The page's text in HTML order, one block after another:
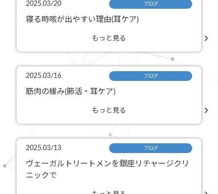
2025.03/20 ブログ
寝る時咳が出やすい理由(耳ケア)
もっと見る
2025.03/16 ブログ
筋肉の緩み(肺活・耳ケア)
もっと見る
2025.03/13 ブログ
ヴェーガルトリートメンを銀座リチャージクリ
ニックで